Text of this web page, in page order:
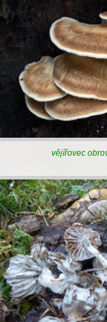
vějířovec